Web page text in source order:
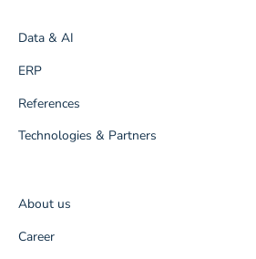
Data & AI
ERP
References
Technologies & Partners
About us
Career